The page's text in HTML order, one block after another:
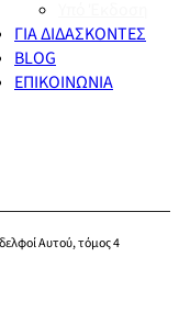
ΓΙΑ ΔΙΔΑΣΚΟΝΤΕΣ
BLOG
ΕΠΙΚΟΙΝΩΝΙΑ
Αυτού, τόμος 4